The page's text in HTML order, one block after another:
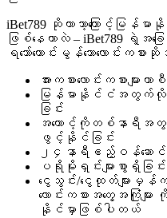
iBet789 ဆိုတာဘာ့ကြောင့်
ဖြစ်နေတာလဲ – iBet789 ရဲ့
ရသော်ကောင်းမွန်သောလောင်း
အားကစားလောင်းကစားမျာ
မြန်မာနိုင်ငံအတွ
ခြင်း
အကောင့်ကိုတစ်နာရီအတွ
ဖွင့်နိုင်ခြင်း
၂၄နာရီဧည့်ဝန်ဆောင်
ပရိုမိုးရှင်းများစွာရှိခြင်း
ငွေသွင်း/ငွေထုတ်များမှ
လောင်းကစားအတွေ့အကြုံမျ
နိုင်မှာဖြစ်ပါတယ်